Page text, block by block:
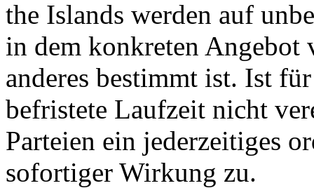
the Islands werden auf
in dem konkreten Angebot
anderes bestimmt ist. Ist
befristete Laufzeit nicht
Parteien ein jederzeitiges
sofortiger Wirkung zu.